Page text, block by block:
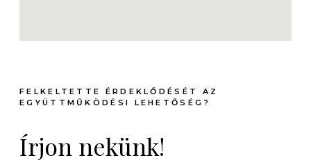
FELKELTETTE ÉRDEKLŐDÉSÉT AZ
EGYÜTTMŰKÖDÉSI LEHETŐSÉG?
Írjon nekünk!